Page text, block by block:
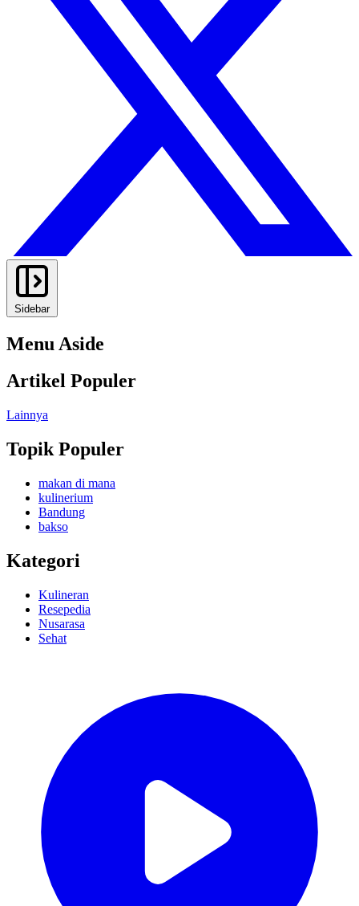
Sidebar
Menu Aside
Artikel Populer
Lainnya
Topik Populer
makan di mana
kulinerium
Bandung
bakso
Kategori
Kulineran
Resepedia
Nusarasa
Sehat